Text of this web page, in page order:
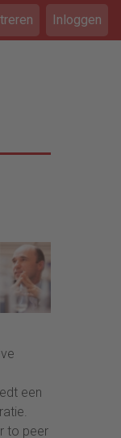
Inloggen
een
to peer